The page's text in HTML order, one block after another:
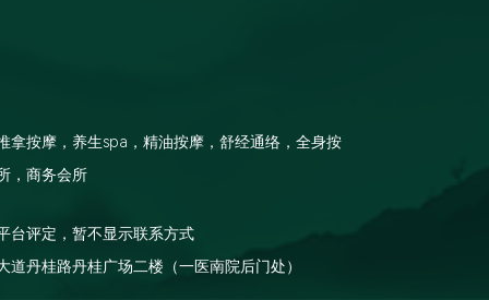
拿按摩，养生spa，精油按摩，舒经通络，全身按
，商务会所
台评定，暂不显示联系方式
道丹桂路丹桂广场二楼（一医南院后门处）